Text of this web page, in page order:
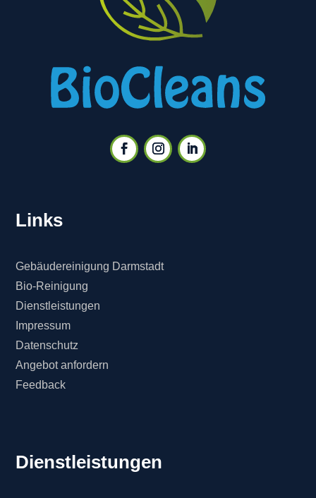
Links
Gebäudereinigung Darmstadt
Bio-Reinigung
Dienstleistungen
Impressum
Datenschutz
Angebot anfordern
Feedback
Dienstleistungen